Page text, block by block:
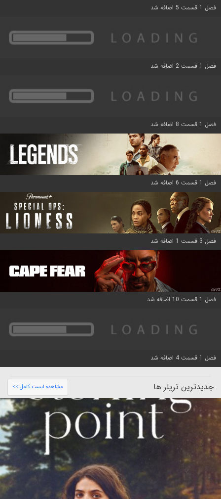
فصل 1 قسمت 5 اضافه شد
فصل 1 قسمت 2 اضافه شد
فصل 1 قسمت 8 اضافه شد
فصل 1 قسمت 6 اضافه شد
فصل 3 قسمت 1 اضافه شد
فصل 1 قسمت 10 اضافه شد
فصل 1 قسمت 4 اضافه شد
جدیدترین تریلر ها مشاهده لیست کامل >>